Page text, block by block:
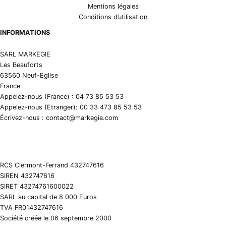
Mentions légales
Conditions d’utilisation
INFORMATIONS
SARL MARKEGIE
Les Beauforts
63560 Neuf-Eglise
France
Appelez-nous (France) : 04 73 85 53 53
Appelez-nous (Etranger): 00 33 473 85 53 53
Écrivez-nous : contact@markegie.com
RCS Clermont-Ferrand 432747616
SIREN 432747616
SIRET 43274761600022
SARL au capital de 8 000 Euros
TVA FR01432747616
Société créée le 06 septembre 2000